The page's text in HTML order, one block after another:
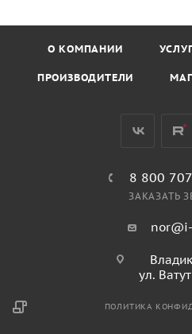
О КОМПАНИИ
ПРОИЗВОДИТЕЛИ
8 800
ЗАКАЗАТЬ
ул.
ПОЛИТИКА